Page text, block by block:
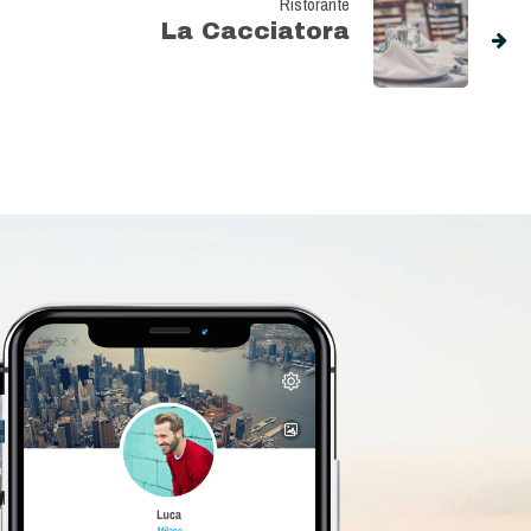
La Cacciatora